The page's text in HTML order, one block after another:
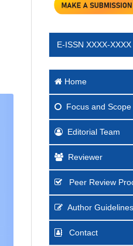
E-ISSN XXXX-XXXX
Home
Focus and Scope
Editorial Team
Reviewer
Peer Review
Author Guidelines
Contact